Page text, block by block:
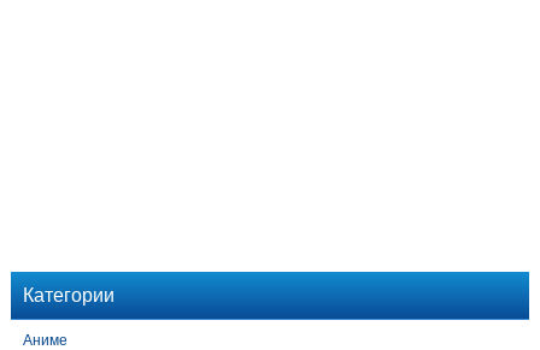
Категории
Аниме